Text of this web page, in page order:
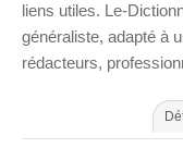
liens utiles. Le-
généraliste, adapté à
rédacteurs,